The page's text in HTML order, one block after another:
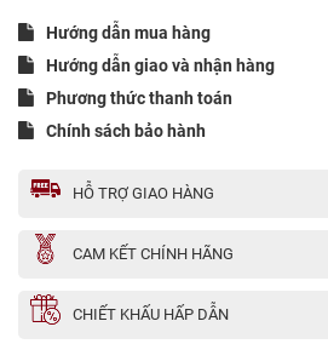
Hướng dẫn mua hàng
Hướng dẫn giao và nhận hàng
Phương thức thanh toán
Chính sách bảo hành
HỖ TRỢ GIAO HÀNG
CAM KẾT CHÍNH HÃNG
CHIẾT KHẤU HẤP DẪN